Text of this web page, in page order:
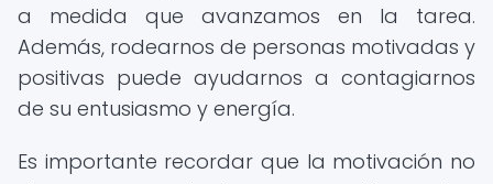
a medida que avanzamos en la tarea.
Además, rodearnos de personas motivadas y
positivas puede ayudarnos a contagiarnos
de su entusiasmo y energía.
Es importante recordar que la motivación no